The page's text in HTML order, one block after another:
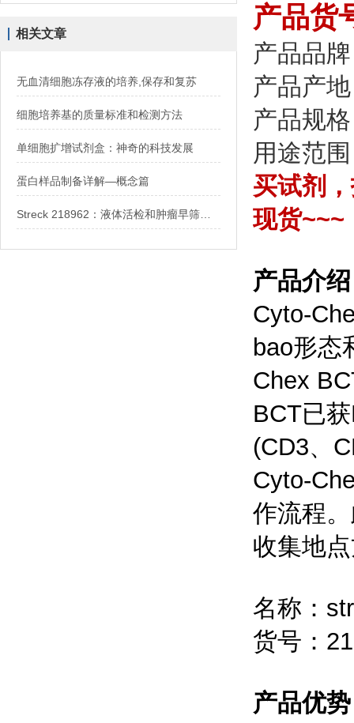
相关文章
无血清细胞冻存液的培养,保存和复苏
细胞培养基的质量标准和检测方法
单细胞扩增试剂盒：神奇的科技发展
蛋白样品制备详解—概念篇
产品货
产品品
产品产
产品规
用途范
买试剂
现货~~~
产品介
Cyto-
bao形态
Chex
BCT已
(CD3、
Cyto-
作流程
收集地
名称：
货号：
产品优